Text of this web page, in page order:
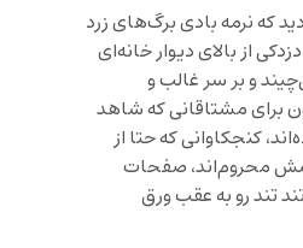
که نرمه بادى برگ‌های زرد
از بالاى ديوار خانه‌ای
و بر سر غالب و
برای مشتاقانی که شاهد
کنجکاوانی که حتا از
محروم‌اند، صفحات
تند رو به عقب ورق